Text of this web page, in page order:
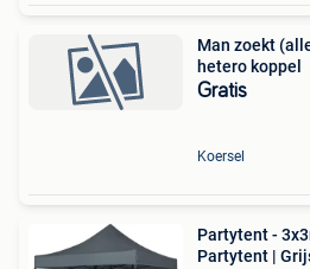
Man zoekt
hetero koppel
Gratis
Koersel
Partytent -
Partytent |